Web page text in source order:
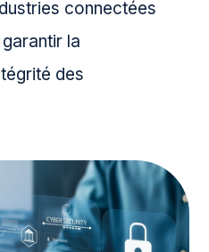
connectées
la
des